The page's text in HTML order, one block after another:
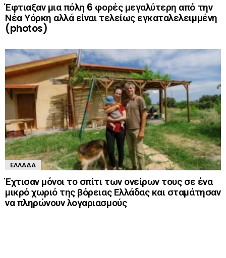
Έφτιαξαν μια πόλη 6 φορές μεγαλύτερη από την
Νέα Υόρκη αλλά είναι τελείως εγκαταλελειμμένη
(photos)
ΕΛΛΆΔΑ
Έχτισαν μόνοι το σπίτι των ονείρων τους σε ένα
μικρό χωριό της βόρειας Ελλάδας και σταμάτησαν
να πληρώνουν λογαριασμούς